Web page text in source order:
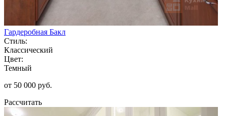
Гардеробная Бакл
Стиль:
Классический
Цвет:
Темный
от 50 000 руб.
Рассчитать